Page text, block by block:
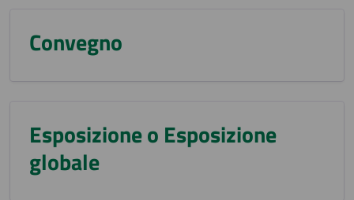
Convegno
Esposizione o Esposizione
globale